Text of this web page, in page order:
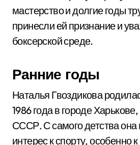
мастерство и долгие годы
принесли ей признание и
боксерской среде.
Ранние годы
Наталья Гвоздикова
1986 года в городе
СССР. С самого детства
интерес к спорту, особенно